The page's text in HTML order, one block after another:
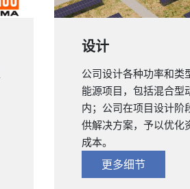
设计
公司设计各种功率和类
能源项目，包括混合型
内；公司在项目设计阶
供解决方案，予以优化
成本。
更多细节